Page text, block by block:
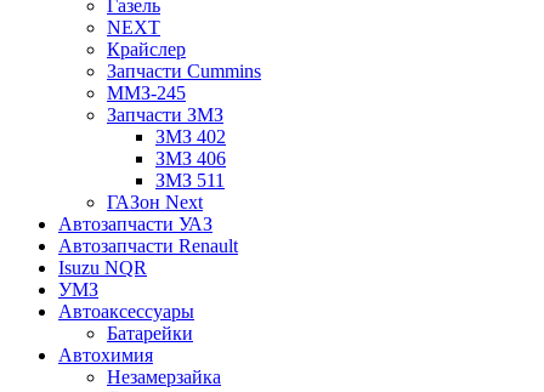
Газель
NEXT
Крайслер
Запчасти Cummins
ММЗ-245
Запчасти ЗМЗ
ЗМЗ 402
ЗМЗ 406
ЗМЗ 511
ГАЗон Next
Автозапчасти УАЗ
Автозапчасти Renault
Isuzu NQR
УМЗ
Автоаксессуары
Батарейки
Автохимия
Незамерзайка